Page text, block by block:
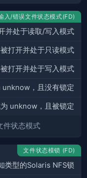
入/错误文件状态模式(FD)
并处于读取/写入模式
打开并处于只读模式
打开并处于写入模式
unknow，且没有锁定
unknow，且被锁定
件状态模式
文件状态模锁 (FD)
类型的Solaris NFS锁